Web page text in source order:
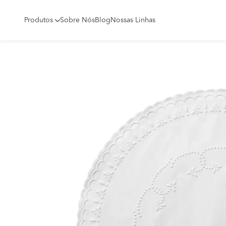
Produtos Sobre NósBlog Nossas Linhas